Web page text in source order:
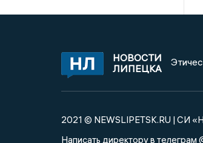
НОВОСТИ
ЛИПЕЦКА
2021 © NEWSLIPETSK.RU | СИ
Написать директору в телеграм